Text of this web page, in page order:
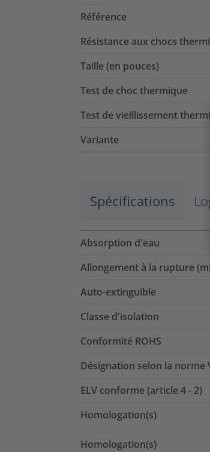
Référence
Résistance aux chocs
Taille (en pouces)
Test de choc thermique
Test de vieillissement
Variante
Spécifications
Absorption d'eau
Allongement à la rupture
Auto-extinguible
Classe d'isolation
Conformité ROHS
Désignation selon la norme
ELV conforme (article 4 - 2)
Homologation(s)
Homologation(s)